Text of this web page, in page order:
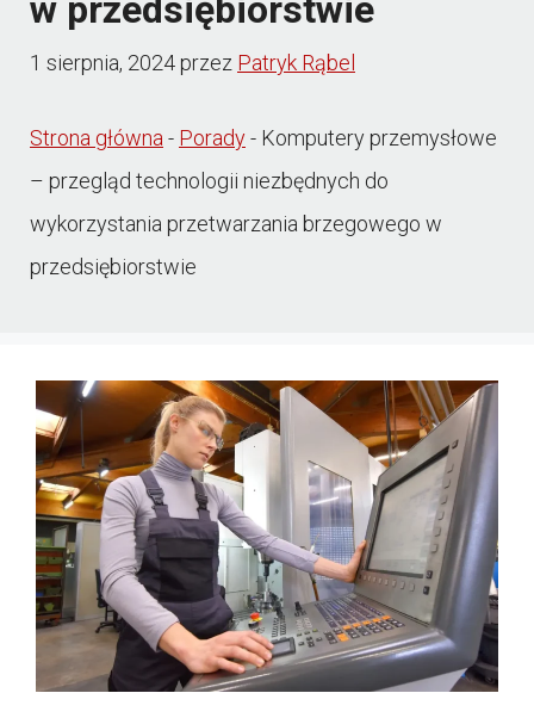
w przedsiębiorstwie
1 sierpnia, 2024przez Patryk Rąbel
Strona główna- Porady- Komputery przemysłowe
– przegląd technologii niezbędnych do
wykorzystania przetwarzania brzegowego w
przedsiębiorstwie